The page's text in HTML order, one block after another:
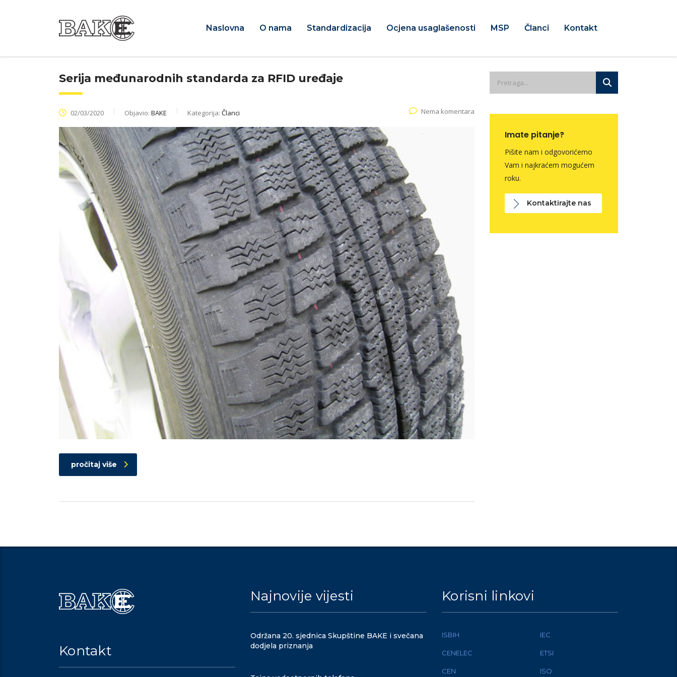
Naslovna O nama Standardizacija Ocjena usaglašenosti MSP Članci Kontakt
Serija međunarodnih standarda za RFID uređaje
02/03/2020 Objavio: BAKE Kategorija: Članci Nema komentara
pročitaj više
Imate pitanje?
Pišite nam i odgovorićemo
Vam i najkraćem mogućem
roku.
Kontaktirajte nas
Kontakt
Najnovije vijesti
Održana 20. sjednica Skupštine BAKE i svečana
dodjela priznanja
Korisni linkovi
ISBIH IEC
CENELEC ETSI
CEN ISO